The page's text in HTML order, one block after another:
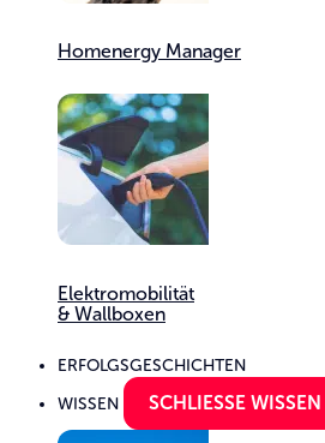
Homenergy Manager
Elektro­mobilität
& Wall­boxen
ERFOLGSGESCHICHTEN
WISSEN
SCHLIESSE WISSEN